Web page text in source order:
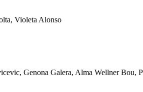
Violeta Alonso
Genona Galera, Alma Wellner